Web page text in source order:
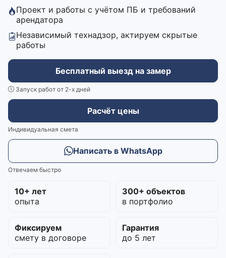
Проект и работы с учётом ПБ и требований
арендатора
Независимый технадзор, актируем скрытые
работы
Бесплатный выезд на замер
Запуск работ от 2-х дней
Расчёт цены
Индивидуальная смета
Написать в WhatsApp
Отвечаем быстро
10+ лет
опыта
300+ объектов
в портфолио
Фиксируем
смету в договоре
Гарантия
до 5 лет